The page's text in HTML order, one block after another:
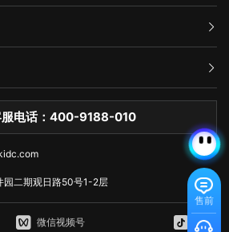
售前
服电话：400-9188-010
园二期观日路50号1-2层
微信视频号 抖音